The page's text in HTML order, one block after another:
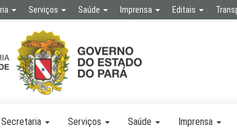
Serviços Saúde Imprensa Editais
Serviços Saúde Imprensa